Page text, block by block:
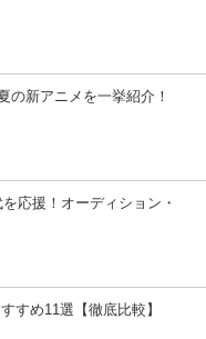
の新アニメを一挙紹介！
応援！オーディション・
すめ11選【徹底比較】